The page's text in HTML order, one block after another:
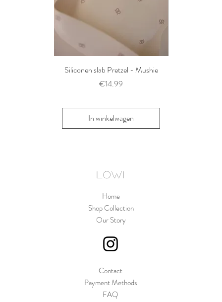
Siliconen slab Pretzel - Mushie
Prijs
€14.99
In winkelwagen
LOWI
Home
Shop Collection
Our Story
Contact
Payment Methods
FAQ